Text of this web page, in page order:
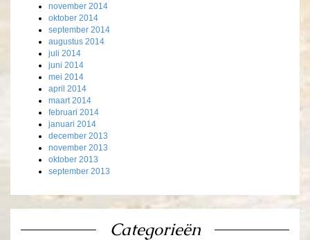
november 2014
oktober 2014
september 2014
augustus 2014
juli 2014
juni 2014
mei 2014
april 2014
maart 2014
februari 2014
januari 2014
december 2013
november 2013
oktober 2013
september 2013
Categorieën